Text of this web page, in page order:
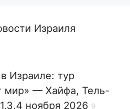
Израиля
Израиле: тур
мир» — Хайфа, Тель-
ноября 2026 9